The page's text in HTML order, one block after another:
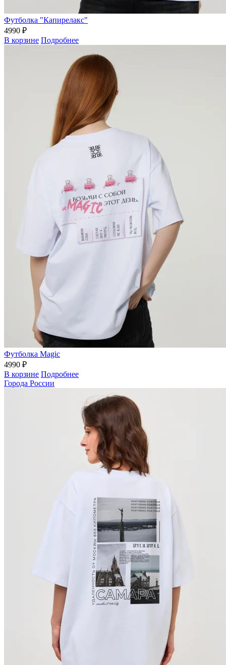
Футболка "Капирелакс"
4990 ₽
В корзине Подробнее
Футболка Magic
4990 ₽
В корзине Подробнее
Города России